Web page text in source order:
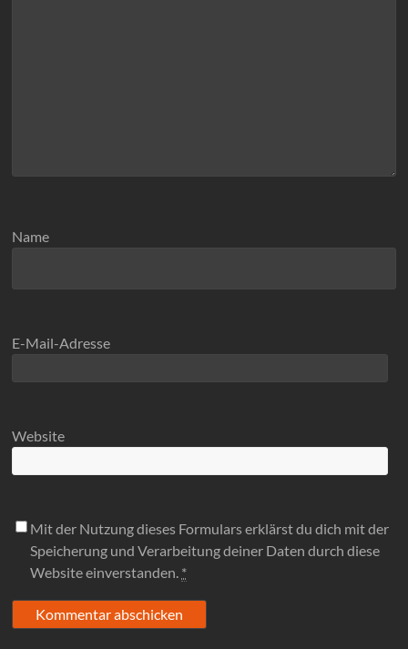
Name
E-Mail-Adresse
Website
Mit der Nutzung dieses Formulars erklärst du dich mit der
Speicherung und Verarbeitung deiner Daten durch diese
Website einverstanden. *